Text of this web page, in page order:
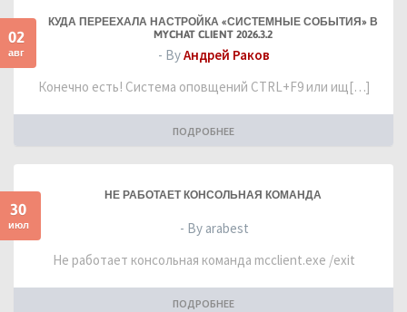
02
авг
КУДА ПЕРЕЕХАЛА НАСТРОЙКА «СИСТЕМНЫЕ СОБЫТИЯ» В
MYCHAT CLIENT 2026.3.2
- ByАндрей Раков
Конечно есть! Система оповщений CTRL+F9 или ищ[…]
ПОДРОБНЕЕ
30
июл
НЕ РАБОТАЕТ КОНСОЛЬНАЯ КОМАНДА
- By arabest
Не работает консольная команда mcclient.exe /exit
ПОДРОБНЕЕ